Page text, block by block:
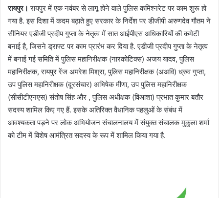
रायपुर। रायपुर में एक नवंबर से लागू होने वाले पुलिस कमिश्नरेट पर काम शुरू हो
गया है. इस दिशा में कदम बढ़ाते हुए सरकार के निर्देश पर डीजीपी अरुणदेव गौतम ने
सीनियर एडीजी प्रदीप गुप्ता के नेतृत्व में सात आईपीएस अधिकारियों की कमेटी
बनाई है, जिसने ड्राफ्ट पर काम प्रारंभ कर दिया है. एडीजी प्रदीप गुप्ता के नेतृत्व
में बनाई गई समिति में पुलिस महानिरीक्षक (नारकोटिक्स) अजय यादव, पुलिस
महानिरीक्षक, रायपुर रेंज अमरेश मिश्रा, पुलिस महानिरीक्षक (अअवि) ध्रुव गुप्ता,
उप पुलिस महानिरीक्षक (दूरसंचार) अभिषेक मीणा, उप पुलिस महानिरीक्षक
(सीसीटीएनएस) संतोष सिंह और , पुलिस अधीक्षक (विआशा) प्रभात कुमार बतौर
सदस्य शामिल किए गए हैं. इसके अतिरिक्त वैधानिक पहलुओं के संबंध में
आवश्यकता पड़ने पर लोक अभियोजन संचालनालय में संयुक्त संचालक मुकुला शर्मा
को टीम में विशेष आमंत्रित सदस्य के रूप में शामिल किया गया है.